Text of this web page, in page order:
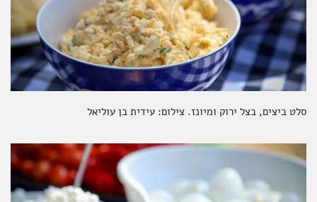
סלט ביצים, בצל ירוק ומיונז. צילום: עידית בן עוליאל